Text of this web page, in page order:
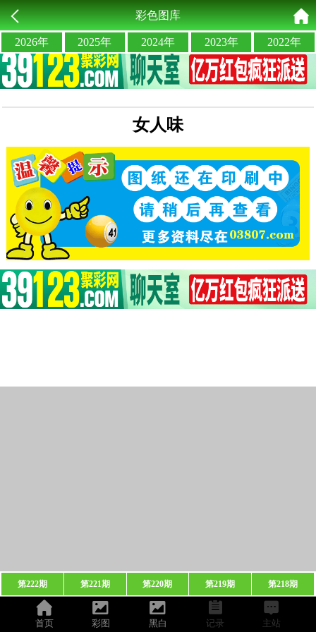
彩色图库
2026年 2025年 2024年 2023年 2022年
女人味
第222期 第221期 第220期 第219期 第218期
首页 彩图 黑白 记录 主站